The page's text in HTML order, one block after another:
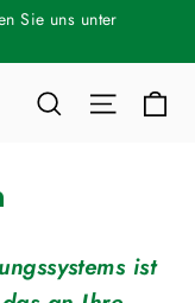
Sie uns unter
Suche
ist